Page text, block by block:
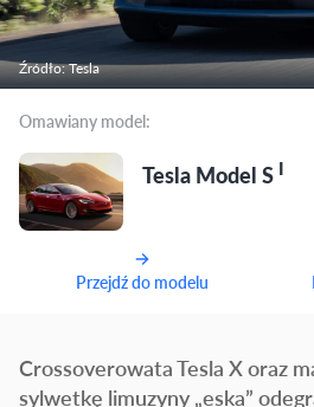
Źródło: Tesla
Omawiany model:
Tesla Model S I
Przejdź do modelu
Crossoverowata Tesla X oraz
sylwetkę limuzyny „eska”